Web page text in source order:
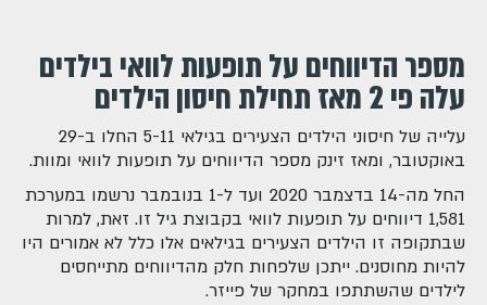
מספר הדיווחים על תופעות לוואי בילדים
עלה פי 2 מאז תחילת חיסון הילדים
עלייה של חיסוני הילדים הצעירים בגילאי 5-11 החלו ב-29
באוקטובר, ומאז זינק מספר הדיווחים על תופעות לוואי ומוות.
החל מה-14 בדצמבר 2020 ועד ל-1 בנובמבר נרשמו במערכת
1,581 דיווחים על תופעות לוואי בקבוצת גיל זו. זאת, למרות
שבתקופה זו הילדים הצעירים בגילאים אלו כלל לא אמורים היו
להיות מחוסנים. ייתכן שלפחות חלק מהדיווחים מתייחסים
לילדים שהשתתפו במחקר של פייזר.